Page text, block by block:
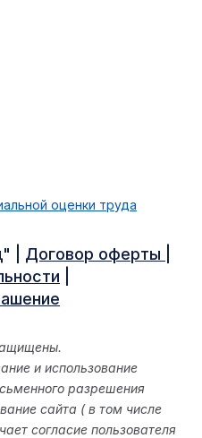
оценки труда
| Договор оферты
и использование
разрешения
сайта ( в том числе
согласие пользователя